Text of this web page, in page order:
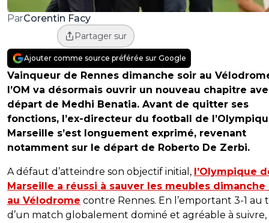
ParCorentin Facy
Partager sur
Ajouter comme source préférée sur Google
Vainqueur de Rennes dimanche soir au
l’OM va désormais ouvrir un nouveau chapitre
départ de Medhi Benatia. Avant de quitter ses
fonctions, l’ex-directeur du football de
Marseille s’est longuement exprimé, revenant
notamment sur le départ de Roberto De Zerbi.
A défaut d’atteindre son objectif initial, l’Olympique
Marseille a réussi à sauver les meubles dimanche
au Vélodrome contre Rennes. En l’emportant 3-1 au
d’un match globalement dominé et agréable à suivre,